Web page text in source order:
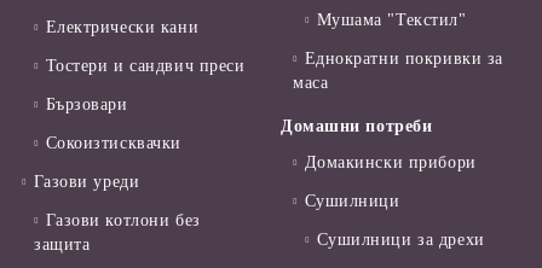
Електрически кани
Тостери и сандвич преси
Бързовари
Сокоизтисквачки
Газови уреди
Газови котлони без
защита
Мушама "Текстил"
Еднократни покривки за
маса
Домашни потреби
Домакински прибори
Сушилници
Сушилници за дрехи